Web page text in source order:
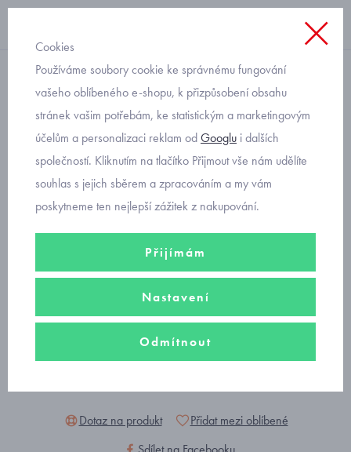
teplákové
dětské teplákové kraťasy
Mayoral basic 611-80
Dotaz na produkt
Přidat mezi oblíbené
Cookies
Používáme soubory cookie ke správnému fungování
vašeho oblíbeného e-shopu, k přizpůsobení obsahu
stránek vašim potřebám, ke statistickým a marketingovým
účelům a personalizaci reklam odGooglu i dalších
společností. Kliknutím na tlačítko Přijmout vše nám udělíte
souhlas s jejich sběrem a zpracováním a my vám
poskytneme ten nejlepší zážitek z nakupování.
Přijímám
Nastavení
Odmítnout